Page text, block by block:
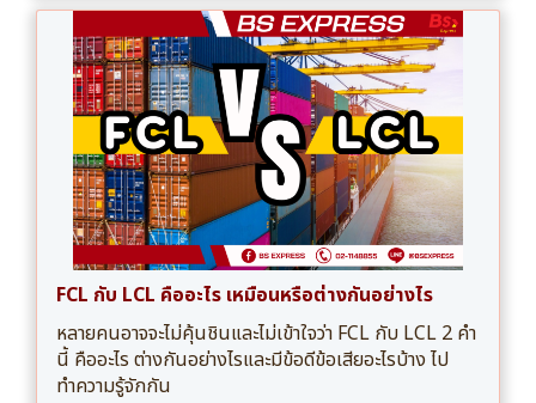
FCL กับ LCL คืออะไร เหมือนหรือต่างกันอย่างไร
หลายคนอาจจะไม่คุ้นชินและไม่เข้าใจว่า FCL กับ LCL 2 คำ
นี้ คืออะไร ต่างกันอย่างไรและมีข้อดีข้อเสียอะไรบ้าง ไป
ทำความรู้จักกัน